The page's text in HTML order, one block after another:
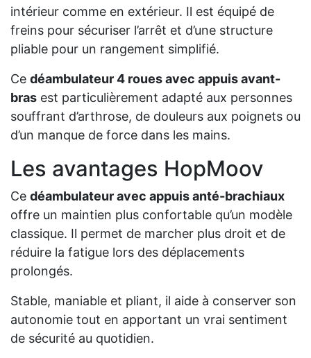
intérieur comme en extérieur. Il est équipé de
freins pour sécuriser l’arrêt et d’une structure
pliable pour un rangement simplifié.
Ce déambulateur 4 roues avec appuis avant-
bras est particulièrement adapté aux personnes
souffrant d’arthrose, de douleurs aux poignets ou
d’un manque de force dans les mains.
Les avantages HopMoov
Ce déambulateur avec appuis anté-brachiaux
offre un maintien plus confortable qu’un modèle
classique. Il permet de marcher plus droit et de
réduire la fatigue lors des déplacements
prolongés.
Stable, maniable et pliant, il aide à conserver son
autonomie tout en apportant un vrai sentiment
de sécurité au quotidien.